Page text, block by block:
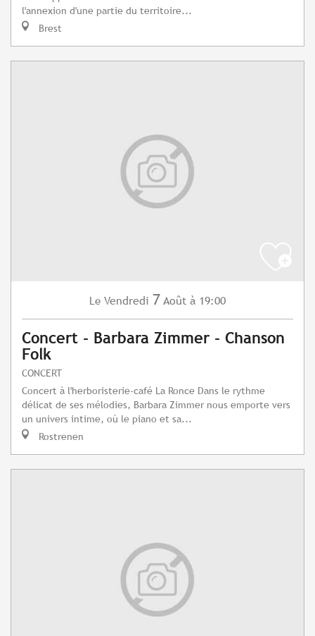
l'annexion d'une partie du territoire...
Brest
Le Vendredi 7 Août à 19:00
Concert - Barbara Zimmer - Chanson
Folk
CONCERT
Concert à l'herboristerie-café La Ronce Dans le rythme
délicat de ses mélodies, Barbara Zimmer nous emporte vers
un univers intime, où le piano et sa...
Rostrenen